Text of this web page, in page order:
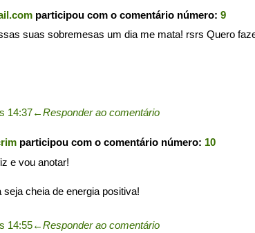
participou com o comentário número: 9
suas sobremesas um dia me mata! rsrs Quero
14:37←Responder ao comentário
participou com o comentário número: 10
e vou anotar!
cheia de energia positiva!
14:55←Responder ao comentário